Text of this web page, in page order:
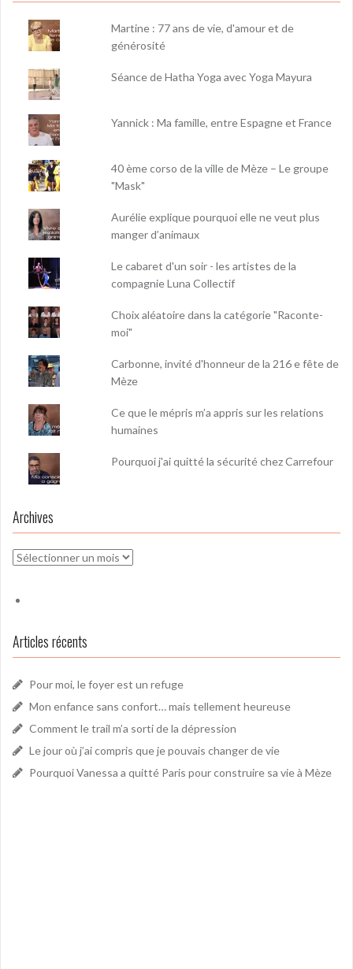
Martine : 77 ans de vie, d'amour et de
générosité
Séance de Hatha Yoga avec Yoga Mayura
Yannick : Ma famille, entre Espagne et France
40 ème corso de la ville de Mèze – Le groupe
"Mask"
Aurélie explique pourquoi elle ne veut plus
manger d’animaux
Le cabaret d'un soir - les artistes de la
compagnie Luna Collectif
Choix aléatoire dans la catégorie "Raconte-
moi"
Carbonne, invité d'honneur de la 216 e fête de
Mèze
Ce que le mépris m’a appris sur les relations
humaines
Pourquoi j'ai quitté la sécurité chez Carrefour
Archives
Archives
Articles récents
Pour moi, le foyer est un refuge
Mon enfance sans confort… mais tellement heureuse
Comment le trail m’a sorti de la dépression
Le jour où j’ai compris que je pouvais changer de vie
Pourquoi Vanessa a quitté Paris pour construire sa vie à Mèze